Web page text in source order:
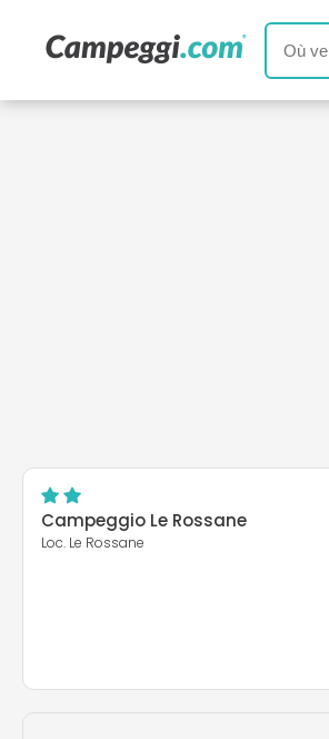
Campeggio Le Rossane
Loc. Le Rossane